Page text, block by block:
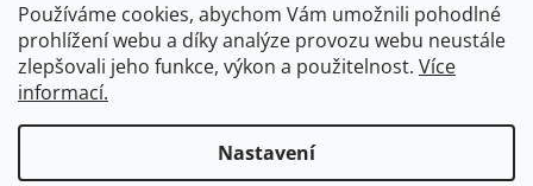
Používáme cookies, abychom Vám umožnili pohodlné
prohlížení webu a díky analýze provozu webu neustále
zlepšovali jeho funkce, výkon a použitelnost. Více
informací.
Nastavení